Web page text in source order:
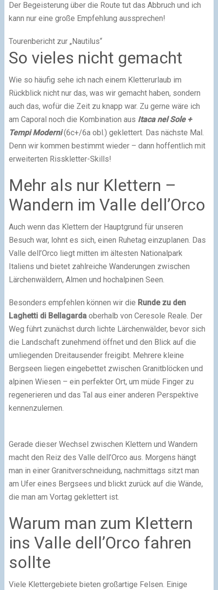
Der Begeisterung über die Route tut das Abbruch und ich
kann nur eine große Empfehlung aussprechen!
Tourenbericht zur „Nautilus“
So vieles nicht gemacht
Wie so häufig sehe ich nach einem Kletterurlaub im
Rückblick nicht nur das, was wir gemacht haben, sondern
auch das, wofür die Zeit zu knapp war. Zu gerne wäre ich
am Caporal noch die Kombination aus Itaca nel Sole +
Tempi Moderni(6c+/6a obl.) geklettert. Das nächste Mal.
Denn wir kommen bestimmt wieder – dann hoffentlich mit
erweiterten Risskletter-Skills!
Mehr als nur Klettern –
Wandern im Valle dell’Orco
Auch wenn das Klettern der Hauptgrund für unseren
Besuch war, lohnt es sich, einen Ruhetag einzuplanen. Das
Valle dell’Orco liegt mitten im ältesten Nationalpark
Italiens und bietet zahlreiche Wanderungen zwischen
Lärchenwäldern, Almen und hochalpinen Seen.
Besonders empfehlen können wir die Runde zu den
Laghetti di Bellagarda oberhalb von Ceresole Reale. Der
Weg führt zunächst durch lichte Lärchenwälder, bevor sich
die Landschaft zunehmend öffnet und den Blick auf die
umliegenden Dreitausender freigibt. Mehrere kleine
Bergseen liegen eingebettet zwischen Granitblöcken und
alpinen Wiesen – ein perfekter Ort, um müde Finger zu
regenerieren und das Tal aus einer anderen Perspektive
kennenzulernen.
Gerade dieser Wechsel zwischen Klettern und Wandern
macht den Reiz des Valle dell’Orco aus. Morgens hängt
man in einer Granitverschneidung, nachmittags sitzt man
am Ufer eines Bergsees und blickt zurück auf die Wände,
die man am Vortag geklettert ist.
Warum man zum Klettern
ins Valle dell’Orco fahren
sollte
Viele Klettergebiete bieten großartige Felsen. Einige